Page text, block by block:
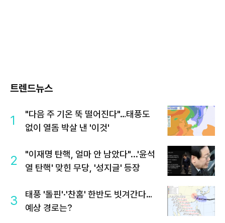
트렌드뉴스
1
"다음 주 기온 뚝 떨어진다"…태풍도
없이 열돔 박살 낸 '이것'
2
"이재명 탄핵, 얼마 안 남았다"...'윤석
열 탄핵' 맞힌 무당, '성지글' 등장
3
태풍 '돌핀'·'찬홈' 한반도 빗겨간다…
예상 경로는?